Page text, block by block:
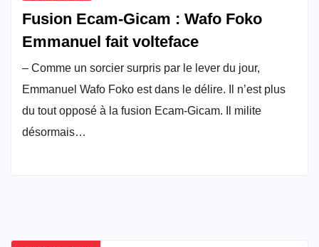
Fusion Ecam-Gicam : Wafo Foko
Emmanuel fait volteface
– Comme un sorcier surpris par le lever du jour,
Emmanuel Wafo Foko est dans le délire. Il n’est plus
du tout opposé à la fusion Ecam-Gicam. Il milite
désormais…